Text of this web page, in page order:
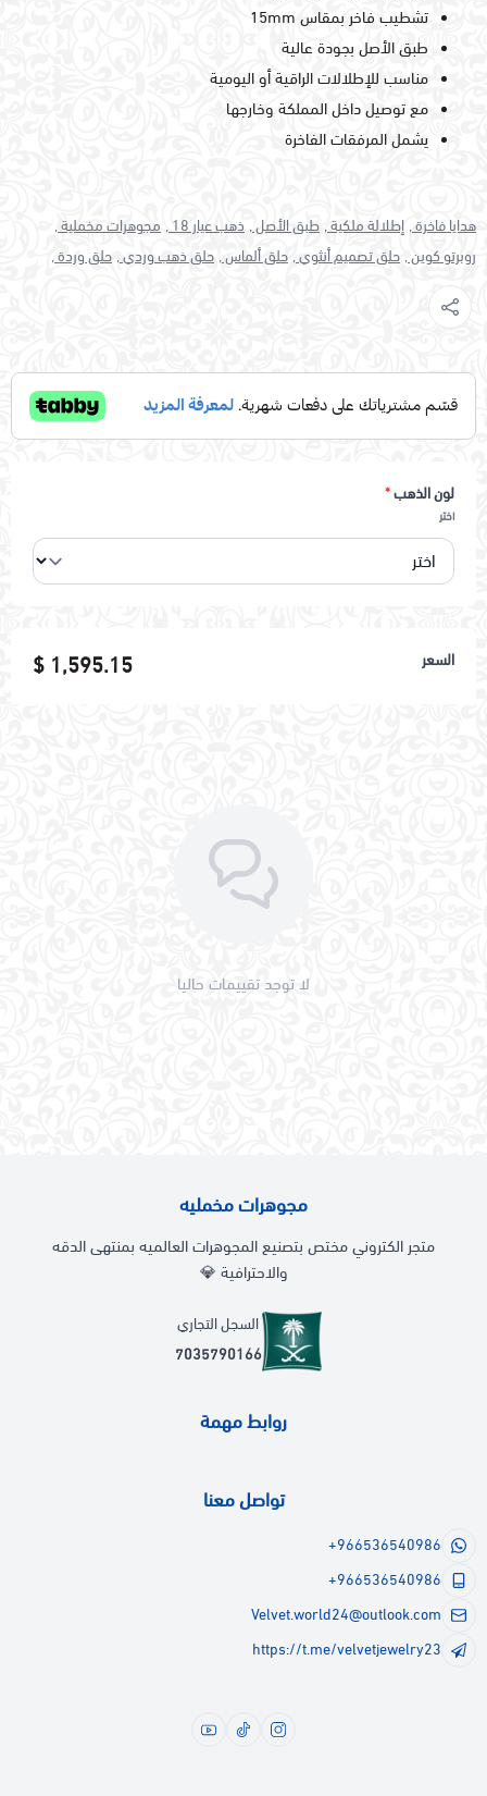
تشطيب فاخر بمقاس 15mm
طبق الأصل بجودة عالية
مناسب للإطلالات الراقية أو اليومية
مع توصيل داخل المملكة وخارجها
يشمل المرفقات الفاخرة
هدايا فاخرة , إطلالة ملكية , طبق الأصل , ذهب عيار 18 ,
مجوهرات مخملية ,
روبرتو كوين , حلق تصميم أنثوي , حلق ألماس , حلق ذهب وردي , حلق وردة ,
لون الذهب*
اختر
السعر 1,595.15 $
لا توجد تقييمات حاليا
مجوهرات مخمليه
متجر الكتروني مختص بتصنيع المجوهرات العالميه بمنتهى الدقه
والاحترافية 💎
السجل التجاري
7035790166
روابط مهمة
تواصل معنا
+966536540986
+966536540986
Velvet.world24@outlook.com
https://t.me/velvetjewelry23